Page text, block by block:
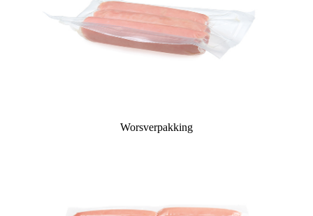
Worsverpakking